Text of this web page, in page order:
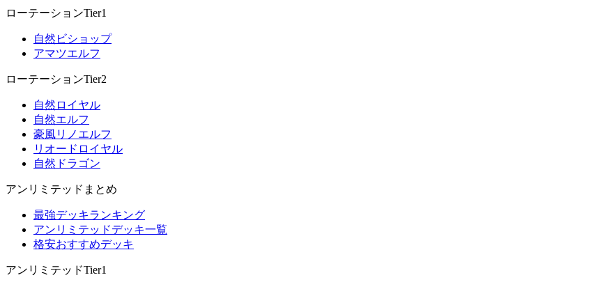
ローテーションTier1
自然ビショップ
アマツエルフ
ローテーションTier2
自然ロイヤル
自然エルフ
豪風リノエルフ
リオードロイヤル
自然ドラゴン
アンリミテッドまとめ
最強デッキランキング
アンリミテッドデッキ一覧
格安おすすめデッキ
アンリミテッドTier1